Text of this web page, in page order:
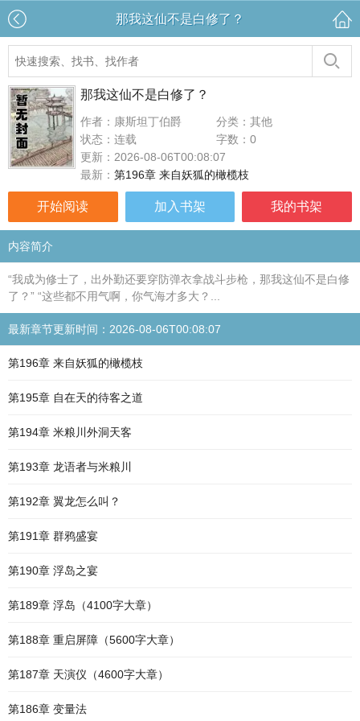
那我这仙不是白修了？
那我这仙不是白修了？
作者：康斯坦丁伯爵
分类：其他
状态：连载
字数：0
更新：2026-08-06T00:08:07
最新： 第196章 来自妖狐的橄榄枝
开始阅读 加入书架 我的书架
内容简介
“我成为修士了，出外勤还要穿防弹衣拿战斗步枪，那我这仙不是白修
了？” “这些都不用气啊，你气海才多大？...
最新章节更新时间：2026-08-06T00:08:07
第196章 来自妖狐的橄榄枝
第195章 自在天的待客之道
第194章 米粮川外洞天客
第193章 龙语者与米粮川
第192章 翼龙怎么叫？
第191章 群鸦盛宴
第190章 浮岛之宴
第189章 浮岛（4100字大章）
第188章 重启屏障（5600字大章）
第187章 天演仪（4600字大章）
第186章 变量法